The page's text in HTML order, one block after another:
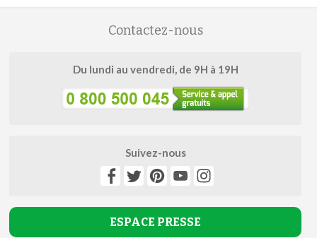
Contactez-nous
Du lundi au vendredi, de 9H à 19H
Suivez-nous
ESPACE PRESSE